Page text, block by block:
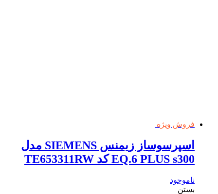
فروش ویژه
اسپرسوساز زیمنس SIEMENS مدل
EQ.6 PLUS s300 کد TE653311RW
ناموجود
بستن